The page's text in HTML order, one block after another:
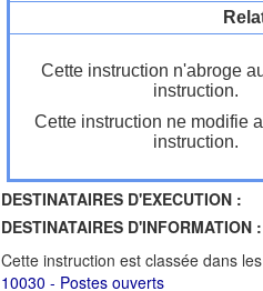
Cette instruction n'abroge
instruction.
Cette instruction ne modifie
instruction.
DESTINATAIRES D'EXECUTION :
DESTINATAIRES D'INFORMATION :
Cette instruction est classée dans
10030 - Postes ouverts